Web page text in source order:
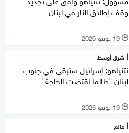
وقف إطلاق النار في لبنان
l 19 يونيو 2026
شرق أوسط
نتنياهو: إسرائيل ستبقى في جنوب
لبنان "طالما اقتضت الحاجة"
l 19 يونيو 2026
عالم